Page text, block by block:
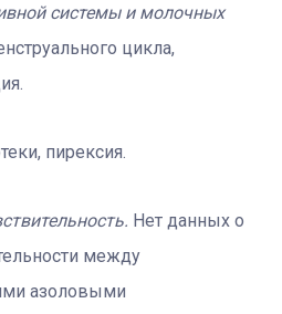
системы и молочных
цикла,
пирексия.
Нет данных о
между
азоловыми